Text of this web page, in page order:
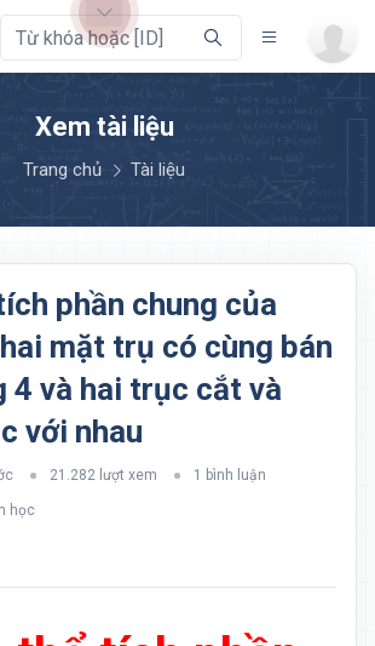
Xem tài liệu
Trang chủ Tài liệu
phần chung của
mặt trụ có cùng bán
4 và hai trục cắt và
với nhau
21.282 lượt xem 1 bình luận
học